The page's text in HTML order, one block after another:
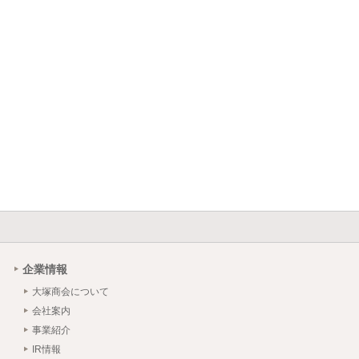
企業情報
大塚商会について
会社案内
事業紹介
IR情報